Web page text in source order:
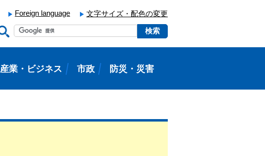
Foreign language 文字サイズ・配色の変更
産業・ビジネス 市政 防災・災害